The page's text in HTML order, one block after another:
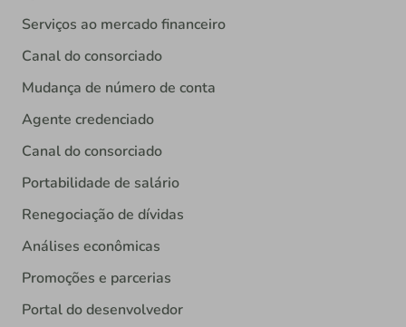
Serviços ao mercado financeiro
Canal do consorciado
Mudança de número de conta
Agente credenciado
Canal do consorciado
Portabilidade de salário
Renegociação de dívidas
Análises econômicas
Promoções e parcerias
Portal do desenvolvedor